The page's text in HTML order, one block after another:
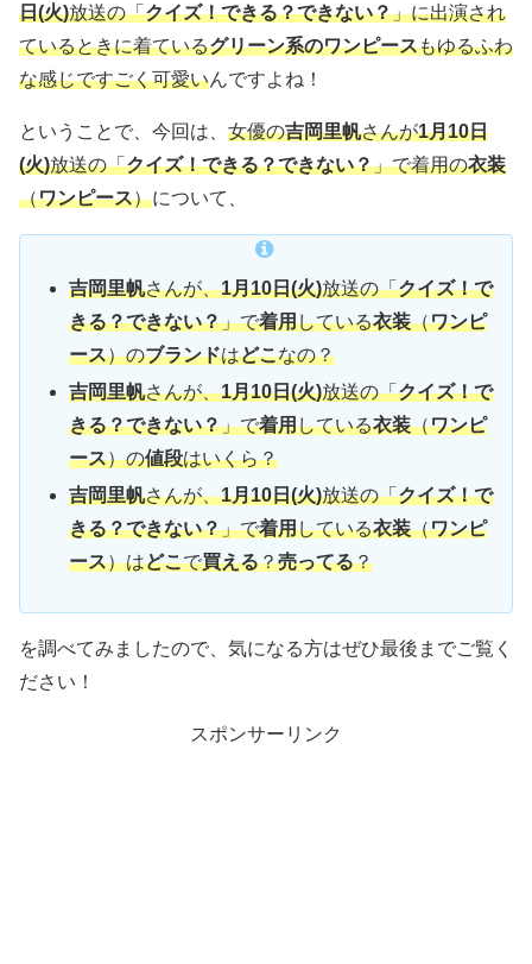
日(火)放送の「クイズ！できる？できない？」に出演され
ているときに着ているグリーン系のワンピースもゆるふわ
な感じですごく可愛いんですよね！
ということで、今回は、 女優の吉岡里帆さんが1月10日
(火)放送の「クイズ！できる？できない？」で着用の衣装
（ワンピース）について、
吉岡里帆さんが、1月10日(火)放送の「クイズ！で
きる？できない？」で着用している衣装（ワンピ
ース）のブランドはどこなの？
吉岡里帆さんが、1月10日(火)放送の「クイズ！で
きる？できない？」で着用している衣装（ワンピ
ース）の値段はいくら？
吉岡里帆さんが、1月10日(火)放送の「クイズ！で
きる？できない？」で着用している衣装（ワンピ
ース）はどこで買える？売ってる？
を調べてみましたので、気になる方はぜひ最後までご覧く
ださい！
スポンサーリンク